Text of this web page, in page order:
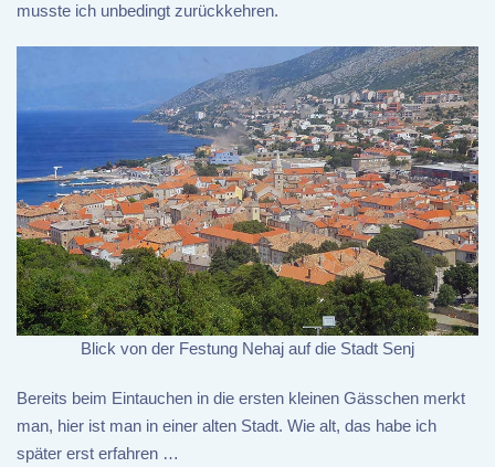
musste ich unbedingt zurückkehren.
Blick von der Festung Nehaj auf die Stadt Senj
Bereits beim Eintauchen in die ersten kleinen Gässchen merkt
man, hier ist man in einer alten Stadt. Wie alt, das habe ich
später erst erfahren …